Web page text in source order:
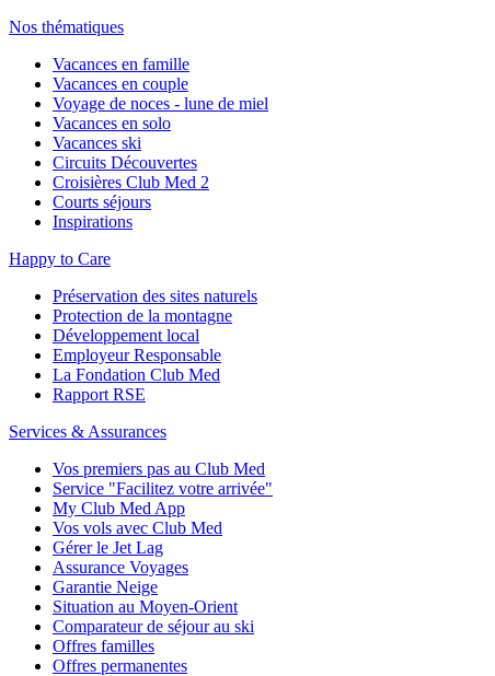
Nos thématiques
Vacances en famille
Vacances en couple
Voyage de noces - lune de miel
Vacances en solo
Vacances ski
Circuits Découvertes
Croisières Club Med 2
Courts séjours
Inspirations
Happy to Care
Préservation des sites naturels
Protection de la montagne
Développement local
Employeur Responsable
La Fondation Club Med
Rapport RSE
Services & Assurances
Vos premiers pas au Club Med
Service "Facilitez votre arrivée"
My Club Med App
Vos vols avec Club Med
Gérer le Jet Lag
Assurance Voyages
Garantie Neige
Situation au Moyen-Orient
Comparateur de séjour au ski
Offres familles
Offres permanentes